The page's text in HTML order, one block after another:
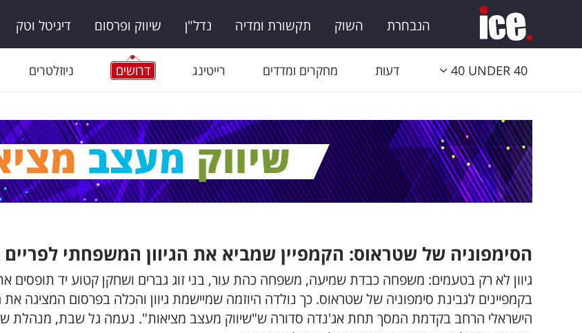
הנבחרת השוק תקשורת ומדיה נדל"ן שיווק ופרסום דיגיטל וטק
40 UNDER 40 דעות מחקרים ומדדים רייטינג דרושים ניוזלטרים
הסימפוניה של שטראוס: הקמפיין שמביא את הגיוון המשפחתי לפריים
גיוון לא רק בטעמים: משפחה כבדת שמיעה, משפחה כהת עור, בני זוג גברים ושחקן קטוע יד תופסים
בקמפיינים לגבינת סימפוניה של שטראוס. כך נולדה היוזמה שמיישמת גיוון והכלה בפרסום המציגה
הישראלי הרחב בקדמת המסך תחת אג'נדה סדורה ש"שיווק מעצב מציאות". נעמה גל שבת, מנהלת